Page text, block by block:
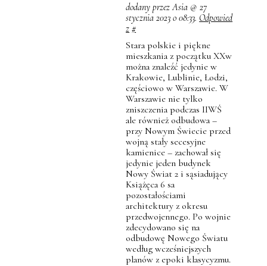
dodany przez Asia @ 27
stycznia 2023 o 08:33. Odpowied
z #
Stara polskie i piękne
mieszkania z początku XXw
można znaleźć jedynie w
Krakowie, Lublinie, Łodzi,
częściowo w Warszawie. W
Warszawie nie tylko
zniszczenia podczas IIWŚ
ale również odbudowa –
przy Nowym Świecie przed
wojną stały secesyjne
kamienice – zachował się
jedynie jeden budynek
Nowy Świat 2 i sąsiadujący
Książęca 6 sa
pozostałościami
architektury z okresu
przedwojennego. Po wojnie
zdecydowano się na
odbudowę Nowego Światu
według wcześniejszych
planów z epoki klasycyzmu.